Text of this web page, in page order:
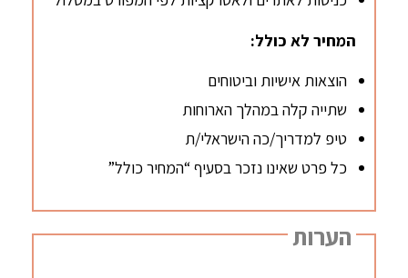
המחיר לא כולל:
הוצאות אישיות וביטוחים
שתייה קלה במהלך הארוחות
טיפ למדריך/כה הישראלי/ת
כל פרט שאינו נזכר בסעיף “המחיר כולל”
הערות